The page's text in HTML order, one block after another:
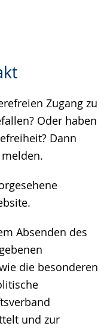
Zugang zu
Oder haben
Dann
Absenden des
die besonderen
und zur